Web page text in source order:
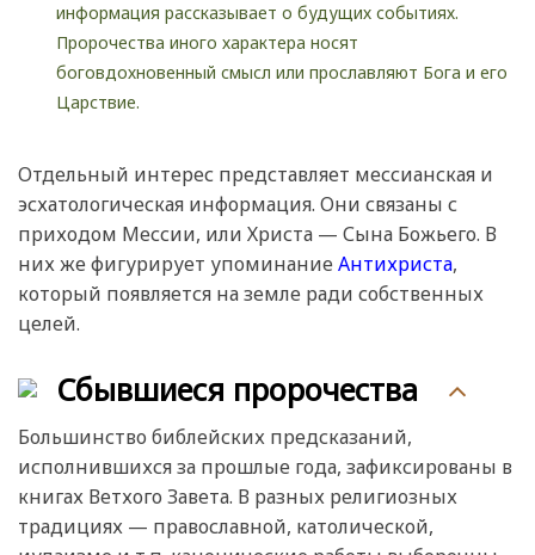
информация рассказывает о будущих событиях.
Пророчества иного характера носят
боговдохновенный смысл или прославляют Бога и его
Царствие.
Отдельный интерес представляет мессианская и
эсхатологическая информация. Они связаны с
приходом Мессии, или Христа — Сына Божьего. В
них же фигурирует упоминаниеАнтихриста,
который появляется на земле ради собственных
целей.
Сбывшиеся пророчества
Большинство библейских предсказаний,
исполнившихся за прошлые года, зафиксированы в
книгах Ветхого Завета. В разных религиозных
традициях — православной, католической,